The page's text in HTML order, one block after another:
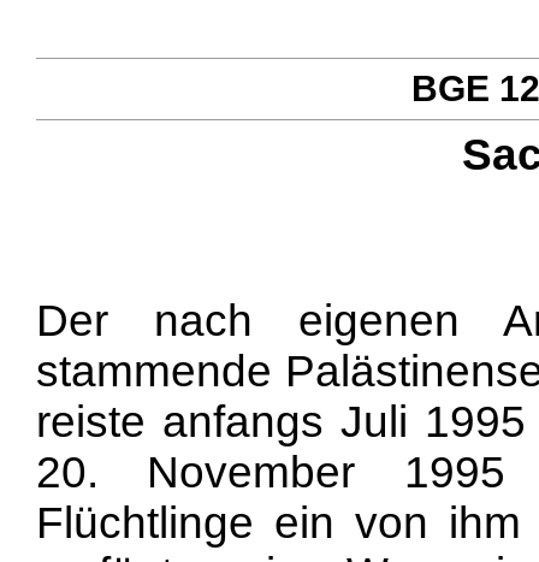
BGE
Der nach eigenen
stammende
reiste anfangs Juli
20. November
Flüchtlinge ein von